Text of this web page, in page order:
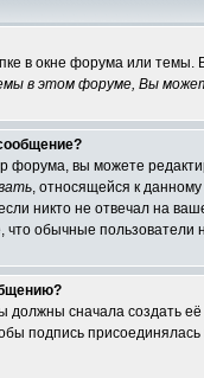
в окне форума или
в этом форуме, Вы
вы можете
, относящейся к
никто не отвечал на
что обычные
должны сначала создать
подпись